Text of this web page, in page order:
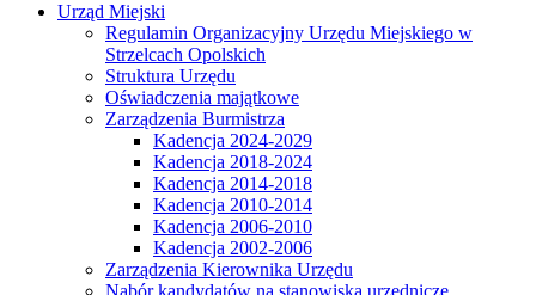
Urząd Miejski
Regulamin Organizacyjny Urzędu Miejskiego w
Strzelcach Opolskich
Struktura Urzędu
Oświadczenia majątkowe
Zarządzenia Burmistrza
Kadencja 2024-2029
Kadencja 2018-2024
Kadencja 2014-2018
Kadencja 2010-2014
Kadencja 2006-2010
Kadencja 2002-2006
Zarządzenia Kierownika Urzędu